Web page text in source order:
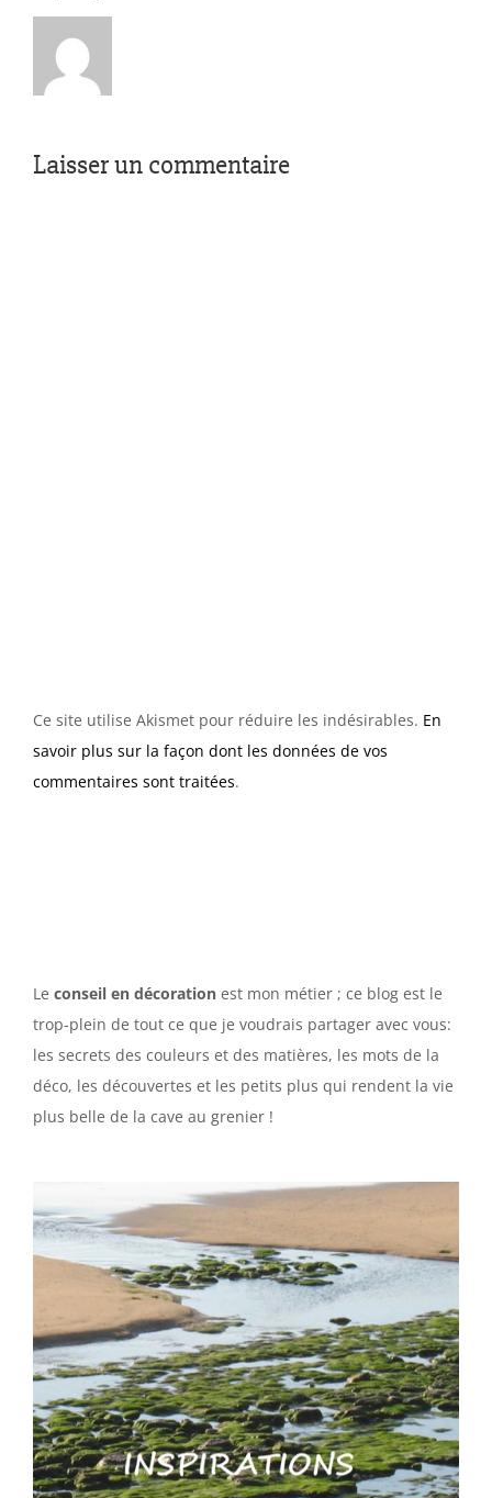
Laisser un commentaire
Ce site utilise Akismet pour réduire les indésirables. En
savoir plus sur la façon dont les données de vos
commentaires sont traitées.
Le conseil en décoration est mon métier ; ce blog est le
trop-plein de tout ce que je voudrais partager avec vous:
les secrets des couleurs et des matières, les mots de la
déco, les découvertes et les petits plus qui rendent la vie
plus belle de la cave au grenier !